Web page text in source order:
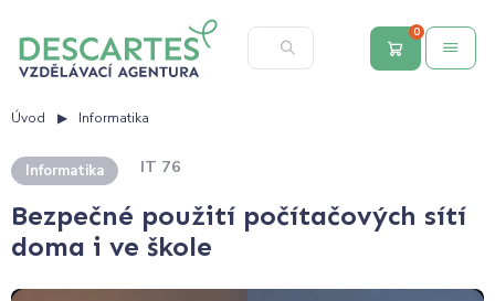
0
Úvod Informatika
Informatika IT 76
Bezpečné použití počítačových sítí
doma i ve škole